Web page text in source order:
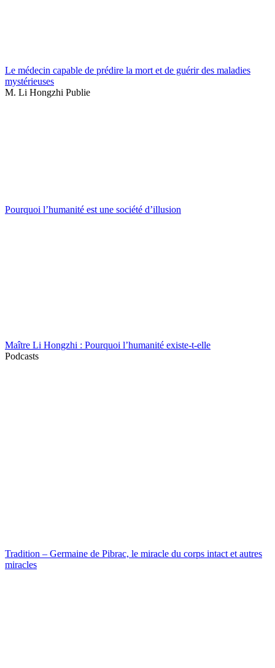
Le médecin capable de prédire la mort et de guérir des maladies
mystérieuses
M. Li Hongzhi Publie
Pourquoi l’humanité est une société d’illusion
Maître Li Hongzhi : Pourquoi l’humanité existe-t-elle
Podcasts
Tradition – Germaine de Pibrac, le miracle du corps intact et autres
miracles